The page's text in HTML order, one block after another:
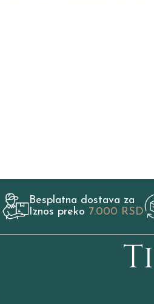
Besplatna dostava za
Iznos preko 7.000 RSD